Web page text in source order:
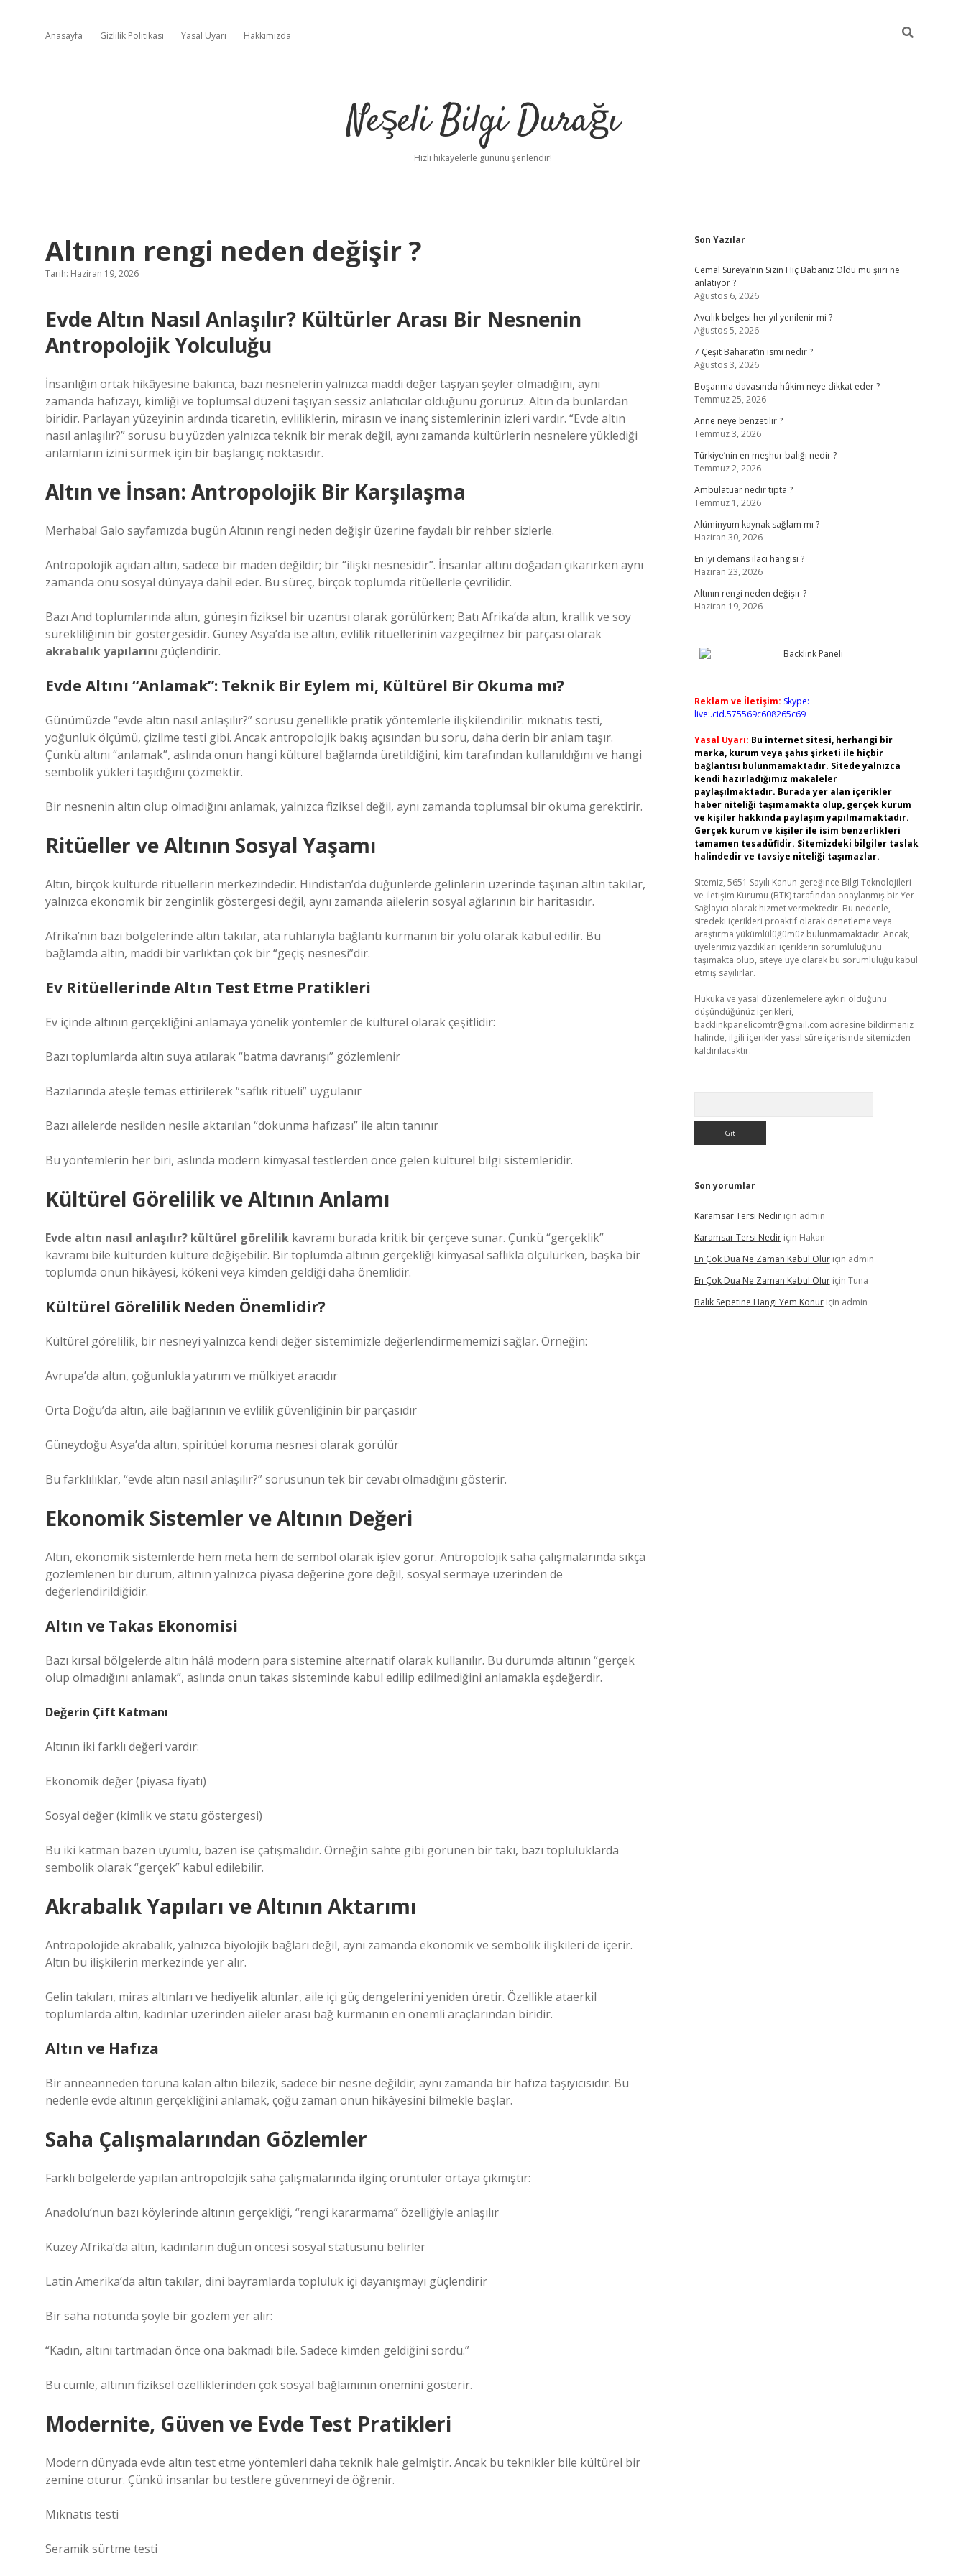
Anasayfa Gizlilik Politikası Yasal Uyarı Hakkımızda
Neşeli Bilgi Durağı
Hızlı hikayelerle gününü şenlendir!
Altının rengi neden değişir ?
Tarih: Haziran 19, 2026
Evde Altın Nasıl Anlaşılır? Kültürler Arası Bir Nesnenin
Antropolojik Yolculuğu
İnsanlığın ortak hikâyesine bakınca, bazı nesnelerin yalnızca maddi değer taşıyan şeyler olmadığını, aynı
zamanda hafızayı, kimliği ve toplumsal düzeni taşıyan sessiz anlatıcılar olduğunu görürüz. Altın da bunlardan
biridir. Parlayan yüzeyinin ardında ticaretin, evliliklerin, mirasın ve inanç sistemlerinin izleri vardır. “Evde altın
nasıl anlaşılır?” sorusu bu yüzden yalnızca teknik bir merak değil, aynı zamanda kültürlerin nesnelere yüklediği
anlamların izini sürmek için bir başlangıç noktasıdır.
Altın ve İnsan: Antropolojik Bir Karşılaşma
Merhaba! Galo sayfamızda bugün Altının rengi neden değişir üzerine faydalı bir rehber sizlerle.
Antropolojik açıdan altın, sadece bir maden değildir; bir “ilişki nesnesidir”. İnsanlar altını doğadan çıkarırken aynı
zamanda onu sosyal dünyaya dahil eder. Bu süreç, birçok toplumda ritüellerle çevrilidir.
Bazı And toplumlarında altın, güneşin fiziksel bir uzantısı olarak görülürken; Batı Afrika’da altın, krallık ve soy
sürekliliğinin bir göstergesidir. Güney Asya’da ise altın, evlilik ritüellerinin vazgeçilmez bir parçası olarak
akrabalık yapılarını güçlendirir.
Evde Altını “Anlamak”: Teknik Bir Eylem mi, Kültürel Bir Okuma mı?
Günümüzde “evde altın nasıl anlaşılır?” sorusu genellikle pratik yöntemlerle ilişkilendirilir: mıknatıs testi,
yoğunluk ölçümü, çizilme testi gibi. Ancak antropolojik bakış açısından bu soru, daha derin bir anlam taşır.
Çünkü altını “anlamak”, aslında onun hangi kültürel bağlamda üretildiğini, kim tarafından kullanıldığını ve hangi
sembolik yükleri taşıdığını çözmektir.
Bir nesnenin altın olup olmadığını anlamak, yalnızca fiziksel değil, aynı zamanda toplumsal bir okuma gerektirir.
Ritüeller ve Altının Sosyal Yaşamı
Altın, birçok kültürde ritüellerin merkezindedir. Hindistan’da düğünlerde gelinlerin üzerinde taşınan altın takılar,
yalnızca ekonomik bir zenginlik göstergesi değil, aynı zamanda ailelerin sosyal ağlarının bir haritasıdır.
Afrika’nın bazı bölgelerinde altın takılar, ata ruhlarıyla bağlantı kurmanın bir yolu olarak kabul edilir. Bu
bağlamda altın, maddi bir varlıktan çok bir “geçiş nesnesi”dir.
Ev Ritüellerinde Altın Test Etme Pratikleri
Ev içinde altının gerçekliğini anlamaya yönelik yöntemler de kültürel olarak çeşitlidir:
Bazı toplumlarda altın suya atılarak “batma davranışı” gözlemlenir
Bazılarında ateşle temas ettirilerek “saflık ritüeli” uygulanır
Bazı ailelerde nesilden nesile aktarılan “dokunma hafızası” ile altın tanınır
Bu yöntemlerin her biri, aslında modern kimyasal testlerden önce gelen kültürel bilgi sistemleridir.
Kültürel Görelilik ve Altının Anlamı
Evde altın nasıl anlaşılır? kültürel görelilik kavramı burada kritik bir çerçeve sunar. Çünkü “gerçeklik”
kavramı bile kültürden kültüre değişebilir. Bir toplumda altının gerçekliği kimyasal saflıkla ölçülürken, başka bir
toplumda onun hikâyesi, kökeni veya kimden geldiği daha önemlidir.
Kültürel Görelilik Neden Önemlidir?
Kültürel görelilik, bir nesneyi yalnızca kendi değer sistemimizle değerlendirmememizi sağlar. Örneğin:
Avrupa’da altın, çoğunlukla yatırım ve mülkiyet aracıdır
Orta Doğu’da altın, aile bağlarının ve evlilik güvenliğinin bir parçasıdır
Güneydoğu Asya’da altın, spiritüel koruma nesnesi olarak görülür
Bu farklılıklar, “evde altın nasıl anlaşılır?” sorusunun tek bir cevabı olmadığını gösterir.
Ekonomik Sistemler ve Altının Değeri
Altın, ekonomik sistemlerde hem meta hem de sembol olarak işlev görür. Antropolojik saha çalışmalarında sıkça
gözlemlenen bir durum, altının yalnızca piyasa değerine göre değil, sosyal sermaye üzerinden de
değerlendirildiğidir.
Altın ve Takas Ekonomisi
Bazı kırsal bölgelerde altın hâlâ modern para sistemine alternatif olarak kullanılır. Bu durumda altının “gerçek
olup olmadığını anlamak”, aslında onun takas sisteminde kabul edilip edilmediğini anlamakla eşdeğerdir.
Değerin Çift Katmanı
Altının iki farklı değeri vardır:
Ekonomik değer (piyasa fiyatı)
Sosyal değer (kimlikve statü göstergesi)
Bu iki katman bazen uyumlu, bazen ise çatışmalıdır. Örneğin sahte gibi görünen bir takı, bazı topluluklarda
sembolik olarak “gerçek” kabul edilebilir.
Akrabalık Yapıları ve Altının Aktarımı
Antropolojide akrabalık, yalnızca biyolojik bağları değil, aynı zamanda ekonomik ve sembolik ilişkileri de içerir.
Altın bu ilişkilerin merkezinde yer alır.
Gelin takıları, miras altınları ve hediyelik altınlar, aile içi güç dengelerini yeniden üretir. Özellikle ataerkil
toplumlarda altın, kadınlar üzerinden aileler arası bağ kurmanın en önemli araçlarından biridir.
Altın ve Hafıza
Bir anneanneden toruna kalan altın bilezik, sadece bir nesne değildir; aynı zamanda bir hafıza taşıyıcısıdır. Bu
nedenle evde altının gerçekliğini anlamak, çoğu zaman onun hikâyesini bilmekle başlar.
Saha Çalışmalarından Gözlemler
Farklı bölgelerde yapılan antropolojik saha çalışmalarında ilginç örüntüler ortaya çıkmıştır:
Anadolu’nun bazı köylerinde altının gerçekliği, “rengi kararmama” özelliğiyle anlaşılır
Kuzey Afrika’da altın, kadınların düğün öncesi sosyal statüsünü belirler
Latin Amerika’da altın takılar, dini bayramlarda topluluk içi dayanışmayı güçlendirir
Bir saha notunda şöyle bir gözlem yer alır:
“Kadın, altını tartmadan önce ona bakmadı bile. Sadece kimden geldiğini sordu.”
Bu cümle, altının fiziksel özelliklerinden çok sosyal bağlamının önemini gösterir.
Modernite, Güven ve Evde Test Pratikleri
Modern dünyada evde altın test etme yöntemleri daha teknik hale gelmiştir. Ancak bu teknikler bile kültürel bir
zemine oturur. Çünkü insanlar bu testlere güvenmeyi de öğrenir.
Mıknatıs testi
Seramik sürtme testi
Sidebar
Son Yazılar
Cemal Süreya’nın Sizin Hiç Babanız Öldü mü şiiri ne
anlatıyor ?
Ağustos 6, 2026
Avcılık belgesi her yıl yenilenir mi ?
Ağustos 5, 2026
7 Çeşit Baharat’ın ismi nedir ?
Ağustos 3, 2026
Boşanma davasında hâkim neye dikkat eder ?
Temmuz 25, 2026
Anne neye benzetilir ?
Temmuz 3, 2026
Türkiye’nin en meşhur balığı nedir ?
Temmuz 2, 2026
Ambulatuar nedir tıpta ?
Temmuz 1, 2026
Alüminyum kaynak sağlam mı ?
Haziran 30, 2026
En iyi demans ilacı hangisi ?
Haziran 23, 2026
Altının rengi neden değişir ?
Haziran 19, 2026
Reklam ve İletişim: Skype:
live:.cid.575569c608265c69
Yasal Uyarı: Bu internet sitesi, herhangi bir
marka, kurum veya şahıs şirketi ile hiçbir
bağlantısı bulunmamaktadır. Sitede yalnızca
kendi hazırladığımız makaleler
paylaşılmaktadır. Burada yer alan içerikler
haber niteliği taşımamakta olup, gerçek kurum
ve kişiler hakkında paylaşım yapılmamaktadır.
Gerçek kurum ve kişiler ile isim benzerlikleri
tamamen tesadüfidir. Sitemizdeki bilgiler taslak
halindedir ve tavsiye niteliği taşımazlar.
Sitemiz, 5651 Sayılı Kanun gereğince Bilgi Teknolojileri
ve İletişim Kurumu (BTK) tarafından onaylanmış bir Yer
Sağlayıcı olarak hizmet vermektedir. Bu nedenle,
sitedeki içerikleri proaktif olarak denetleme veya
araştırma yükümlülüğümüz bulunmamaktadır. Ancak,
üyelerimiz yazdıkları içeriklerin sorumluluğunu
taşımakta olup, siteye üye olarak bu sorumluluğu kabul
etmiş sayılırlar.
Hukuka ve yasal düzenlemelere aykırı olduğunu
düşündüğünüz içerikleri,
backlinkpanelicomtr@gmail.com adresine bildirmeniz
halinde, ilgili içerikler yasal süre içerisinde sitemizden
kaldırılacaktır.
Son yorumlar
Karamsar Tersi Nediriçin admin
Karamsar Tersi Nediriçin Hakan
En Çok Dua Ne Zaman Kabul Oluriçin admin
En Çok Dua Ne Zaman Kabul Oluriçin Tuna
Balık Sepetine Hangi Yem Konuriçin admin
hiltonbet yeni giriş